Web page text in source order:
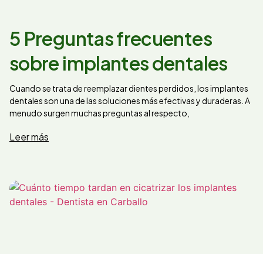
5 Preguntas frecuentes
sobre implantes dentales
Cuando se trata de reemplazar dientes perdidos, los implantes
dentales son una de las soluciones más efectivas y duraderas. A
menudo surgen muchas preguntas al respecto,
Leer más